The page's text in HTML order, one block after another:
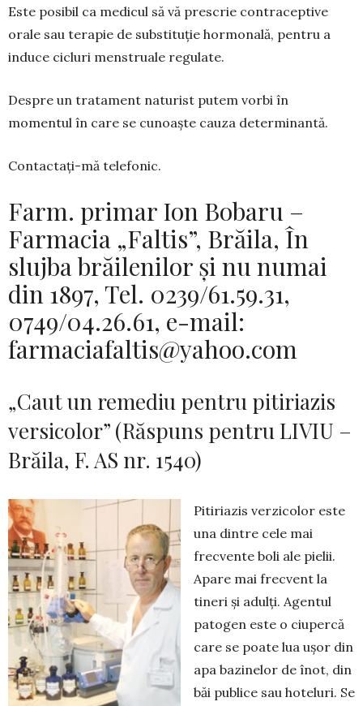
Este posibil ca medicul să vă prescrie contra­ceptive
orale sau terapie de substituție hormonală, pentru a
induce cicluri menstruale regulate.
Despre un tratament naturist putem vorbi în
momentul în care se cunoaște cauza determinantă.
Contactați-mă telefonic.
Farm. primar Ion Bobaru –
Farmacia „Faltis”, Brăila, În
slujba brăilenilor și nu numai
din 1897, Tel. 0239/61.59.31,
0749/04.26.61, e-mail:
farmaciafaltis@yahoo.com
„Caut un remediu pentru pitiriazis
versicolor” (Răspuns pentru LIVIU –
Brăila, F. AS nr. 1540)
Pitiriazis verzicolor este
una dintre cele mai
frecvente boli ale pielii.
Apare mai frecvent la
tineri și adulți. Agentul
patogen este o ciupercă
care se poate lua ușor din
apa bazinelor de înot, din
băi publice sau hote­luri. Se